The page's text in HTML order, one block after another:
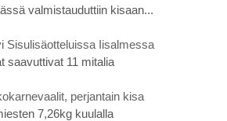
valmistauduttiin kisaan...
Sisulisäotteluissa Iisalmessa
saavuttivat 11 mitalia
perjantain kisa
7,26kg kuulalla